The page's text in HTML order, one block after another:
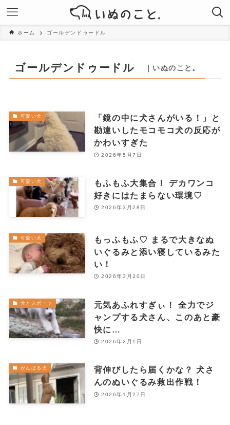
ホーム ゴールデンドゥードル
ゴールデンドゥードル ｜いぬのこと。
可愛い犬
「鏡の中に犬さんがいる！」と
勘違いしたモコモコ犬の反応が
かわいすぎた
2026年5月7日
可愛い犬
もふもふ大集合！ デカワンコ
好きにはたまらない環境♡
2026年3月28日
可愛い犬
もっふもふ♡ まるで大きなぬ
いぐるみと添い寝しているみた
い！
2026年3月20日
犬とスポーツ
元気あふれすぎぃ！ 全力でジ
ャンプする犬さん、このあと豪
快に…
2026年2月1日
がんばる犬
背伸びしたら届くかな？ 犬さ
んのぬいぐるみ救出作戦！
2026年1月27日